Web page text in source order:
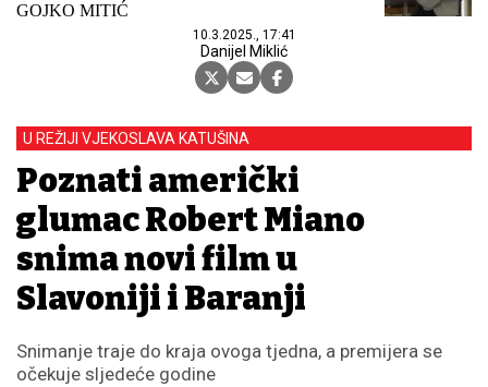
GOJKO MITIĆ
10.3.2025., 17:41
Danijel Miklić
U REŽIJI VJEKOSLAVA KATUŠINA
Poznati američki
glumac Robert Miano
snima novi film u
Slavoniji i Baranji
Snimanje traje do kraja ovoga tjedna, a premijera se
očekuje sljedeće godine